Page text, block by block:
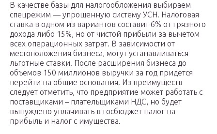
В качестве базы для налогообложения выбираем
спецрежим — упрощенную систему УСН. Налоговая
ставка в одном из вариантов составит 6% от грязного
дохода либо 15%, но от чистой прибыли за вычетом
всех операционных затрат. В зависимости от
местоположения бизнеса, могут устанавливаться
льготные ставки. После расширения бизнеса до
объемов 150 миллионов выручки за год придется
перейти на общие основания. Из преимуществ
следует отметить, что предприятие может работать с
поставщиками – плательщиками НДС, но будет
вынуждено уплачивать в госбюджет налог на
прибыль и налог с имущества.